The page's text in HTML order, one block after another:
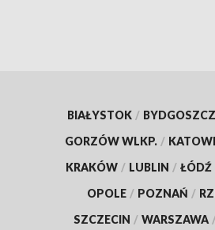
BIAŁYSTOK / BYDGOSZCZ
GORZÓW WLKP. /
KRAKÓW / LUBLIN / ŁÓDŹ
OPOLE / POZNAŃ /
SZCZECIN / WARSZAWA